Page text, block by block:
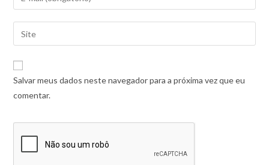
Salvar meus dados neste navegador para a próxima vez que eu
comentar.